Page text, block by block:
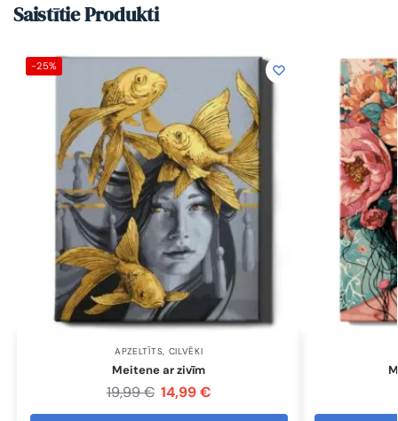
Saistītie Produkti
-25%
APZELTĪTS, CILVĒKI
Meitene ar zivīm
19,99€ 14,99€